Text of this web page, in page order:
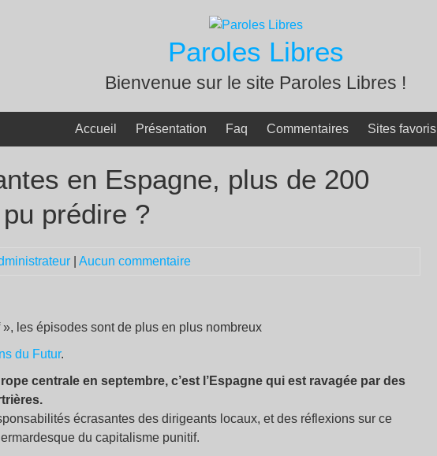
Paroles Libres
Bienvenue sur le site Paroles Libres !
Accueil Présentation Faq Commentaires Sites favoris
en Espagne, plus de 200
prédire ?
Aucun commentaire
», les épisodes sont de plus en plus nombreux
du Futur.
centrale en septembre, c’est l’Espagne qui est ravagée par des
écrasantes des dirigeants locaux, et des réflexions sur ce
du capitalisme punitif.